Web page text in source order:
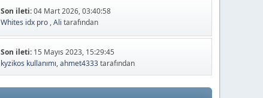
Son ileti:04 Mart 2026, 03:40:58
Whites idx pro ,Ali tarafından
Son ileti: 15 Mayıs 2023, 15:29:45
kyzikos kullanımı,ahmet4333tarafından